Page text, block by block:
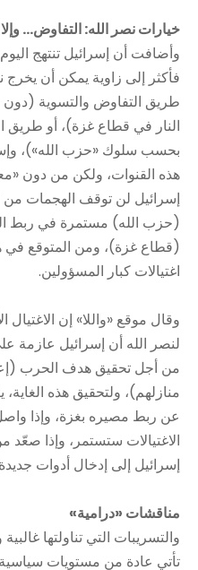
خيارات نصر الله: التفاوض…
وأضافت أن إسرائيل تنتهج
فأكثر إلى زاوية يمكن أن
طريق التفاوض والتسوية
النار في قطاع غزة)، أو طريق
بحسب سلوك «حزب الله»)،
إسرائيل لن توقف الهجمات من
(حزب الله) مستمرة في ربط
(قطاع غزة)، ومن المتوقع في
اغتيالات كبار المسؤولين.
وقال موقع «واللا» إن
لنصر الله أن إسرائيل عازمة
من أجل تحقيق هدف الحرب
منازلهم)، ولتحقيق هذه
عن ربط مصيره بغزة، وإذا
الاغتيالات ستستمر، وإذا
إسرائيل إلى إدخال أدوات
مناقشات «درامية»
والتسريبات التي تناولتها
تأتي عادة من مستويات